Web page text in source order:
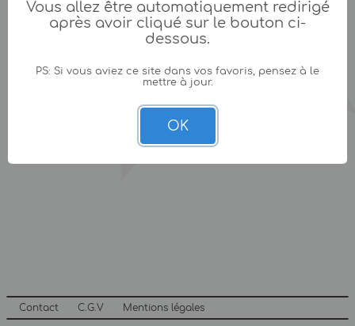
Contact C.G.V Mentions légales
Vous allez être automatiquement redirigé
après avoir cliqué sur le bouton ci-
dessous.
PS: Si vous aviez ce site dans vos favoris, pensez à le
mettre à jour.
OK